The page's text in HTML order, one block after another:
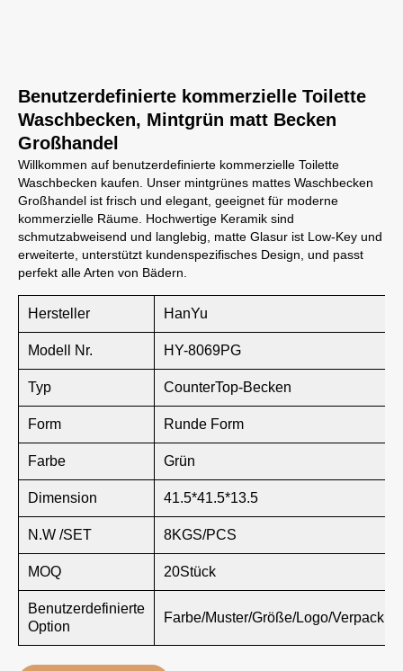
Benutzerdefinierte kommerzielle Toilette
Waschbecken, Mintgrün matt Becken
Großhandel
Willkommen auf benutzerdefinierte kommerzielle Toilette
Waschbecken kaufen. Unser mintgrünes mattes Waschbecken
Großhandel ist frisch und elegant, geeignet für moderne
kommerzielle Räume. Hochwertige Keramik sind
schmutzabweisend und langlebig, matte Glasur ist Low-Key und
erweiterte, unterstützt kundenspezifisches Design, und passt
perfekt alle Arten von Bädern.
Hersteller HanYu
Modell Nr. HY-8069PG
Typ CounterTop-Becken
Form Runde Form
Farbe Grün
Dimension 41.5*41.5*13.5
N.W /SET 8KGS/PCS
MOQ 20Stück
Benutzerdefinierte
Option
Farbe/Muster/Größe/Logo/